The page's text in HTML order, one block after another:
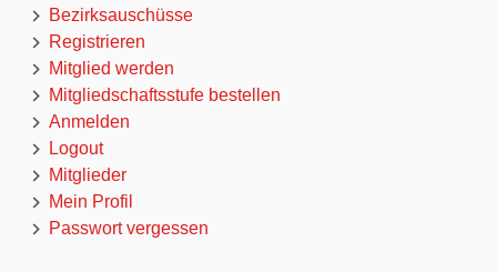
Bezirksauschüsse
Registrieren
Mitglied werden
Mitgliedschaftsstufe bestellen
Anmelden
Logout
Mitglieder
Mein Profil
Passwort vergessen